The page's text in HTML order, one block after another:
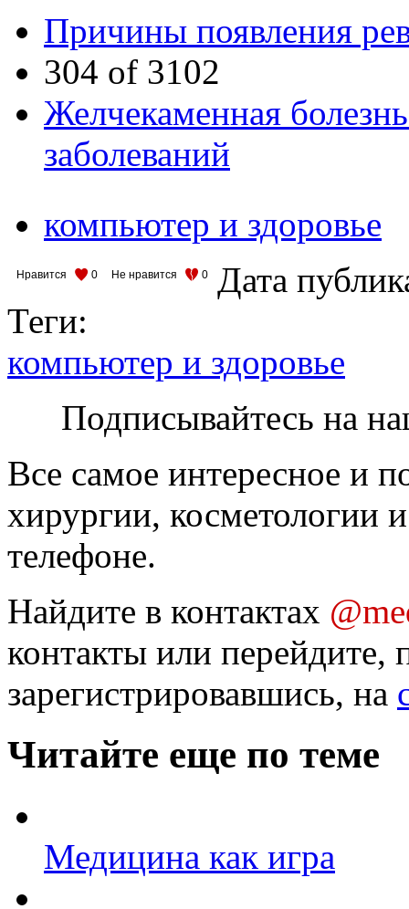
Причины появления
304 of 3102
Желчекаменная
заболеваний
компьютер и здоровье
Нравится 0 Не нравится 0
Дата
Теги:
компьютер и здоровье
Подписывайтесь на
Все самое интересное и
хирургии, косметологии
телефоне.
Найдите в контактах
контакты или перейдите,
зарегистрировавшись, на
Читайте еще по теме
Медицина как игра